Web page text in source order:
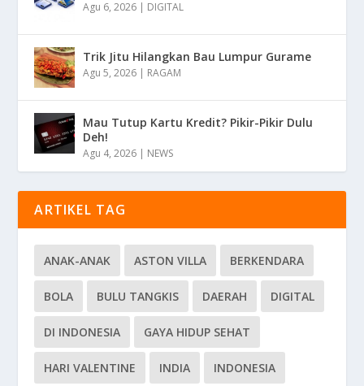
Agu 6, 2026 | DIGITAL
Trik Jitu Hilangkan Bau Lumpur Gurame
Agu 5, 2026 | RAGAM
Mau Tutup Kartu Kredit? Pikir-Pikir Dulu
Deh!
Agu 4, 2026 | NEWS
ARTIKEL TAG
ANAK-ANAK ASTON VILLA BERKENDARA
BOLA BULU TANGKIS DAERAH DIGITAL
DI INDONESIA GAYA HIDUP SEHAT
HARI VALENTINE INDIA INDONESIA